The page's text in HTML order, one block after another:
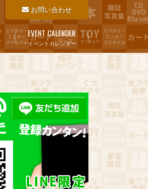
お問い合わせ
イベントカレンダー
EVENT CALENDER